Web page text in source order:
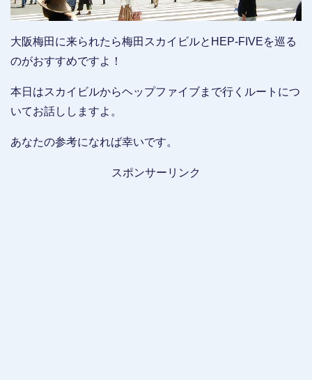
大阪梅田に来られたら梅田スカイビルとHEP-FIVEを巡る
のがおすすめですよ！
本日はスカイビルからヘップファイブまで行くルートにつ
いてお話ししますよ。
あなたの参考になれば幸いです。
スポンサーリンク